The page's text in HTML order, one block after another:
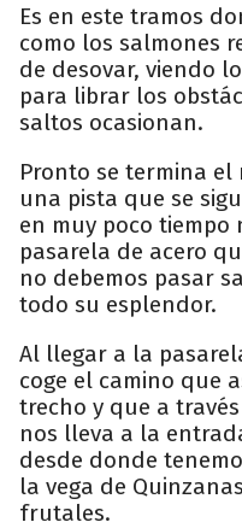
Es en este tramos
como los salmones
de desovar, viendo
para librar los
saltos ocasionan.
Pronto se termina el
una pista que se
en muy poco
pasarela de acero
no debemos pasar
todo su esplendor.
Al llegar a la
coge el camino que
trecho y que a
nos lleva a la
desde donde
la vega de
frutales.